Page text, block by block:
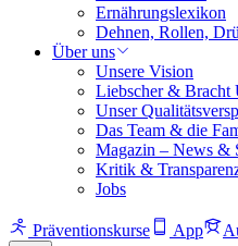
Ernährungslexikon
Dehnen, Rollen,
Über uns
Unsere Vision
Liebscher & Bracht
Unser
Das Team & die
Magazin – News &
Kritik &
Jobs
Präventionskurse App